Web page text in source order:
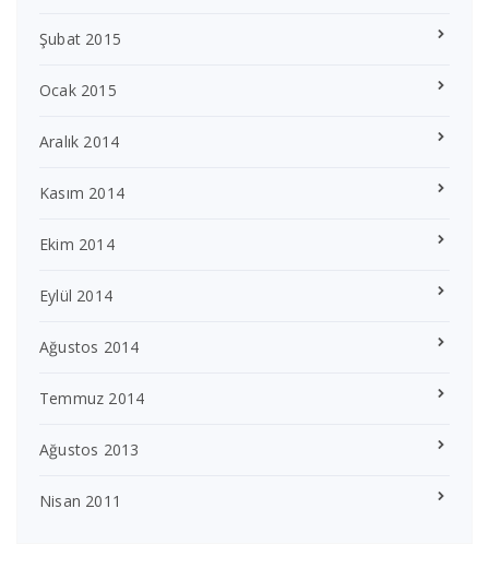
Şubat 2015
Ocak 2015
Aralık 2014
Kasım 2014
Ekim 2014
Eylül 2014
Ağustos 2014
Temmuz 2014
Ağustos 2013
Nisan 2011